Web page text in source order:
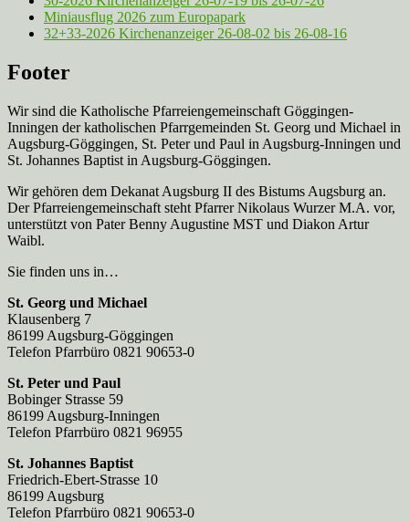
Miniausflug 2026 zum Europapark
32+33-2026 Kirchenanzeiger 26-08-02 bis 26-08-16
Footer
Wir sind die Katholische Pfarreien­gemeinschaft Göggingen-
Inningen der katholischen Pfarrgemeinden St. Georg und Michael in
Augsburg-Göggingen, St. Peter und Paul in Augsburg-Inningen und
St. Johannes Baptist in Augsburg-Göggingen.
Wir gehören dem Dekanat Augsburg II des Bistums Augsburg an.
Der Pfarreien­gemeinschaft steht Pfarrer Nikolaus Wurzer M.A. vor,
unterstützt von Pater Benny Augustine MST und Diakon Artur
Waibl.
Sie finden uns in…
St. Georg und Michael
Klausenberg 7
86199 Augsburg-Göggingen
Telefon Pfarrbüro 0821 90653-0
St. Peter und Paul
Bobinger Strasse 59
86199 Augsburg-Inningen
Telefon Pfarrbüro 0821 96955
St. Johannes Baptist
Friedrich-Ebert-Strasse 10
86199 Augsburg
Telefon Pfarrbüro 0821 90653-0